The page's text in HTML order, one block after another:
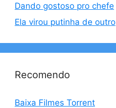
Dando gostoso pro chefe
Ela virou putinha de outro
Recomendo
Baixa Filmes Torrent